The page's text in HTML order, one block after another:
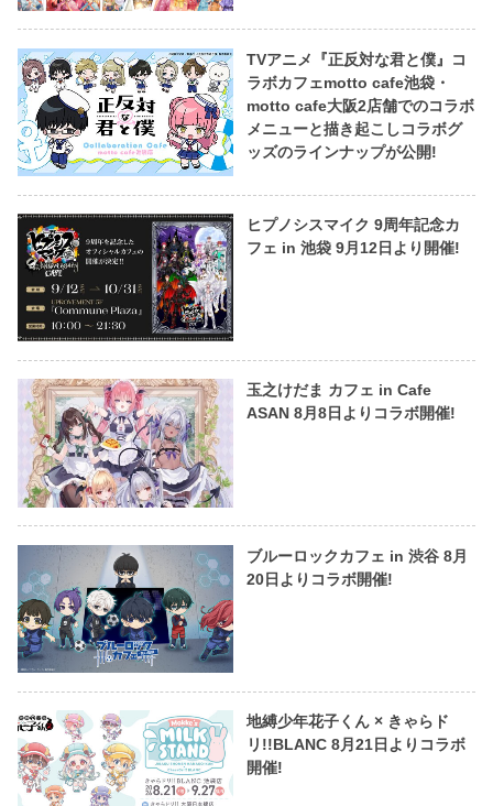
TVアニメ『正反対な君と僕』コ
ラボカフェmotto cafe池袋・
motto cafe大阪2店舗でのコラボ
メニューと描き起こしコラボグ
ッズのラインナップが公開!
ヒプノシスマイク 9周年記念カ
フェ in 池袋 9月12日より開催!
玉之けだま カフェ in Cafe
ASAN 8月8日よりコラボ開催!
ブルーロックカフェ in 渋谷 8月
20日よりコラボ開催!
地縛少年花子くん × きゃらド
リ!!BLANC 8月21日よりコラボ
開催!